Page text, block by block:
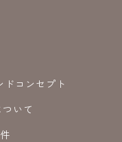
コンセプト
いて